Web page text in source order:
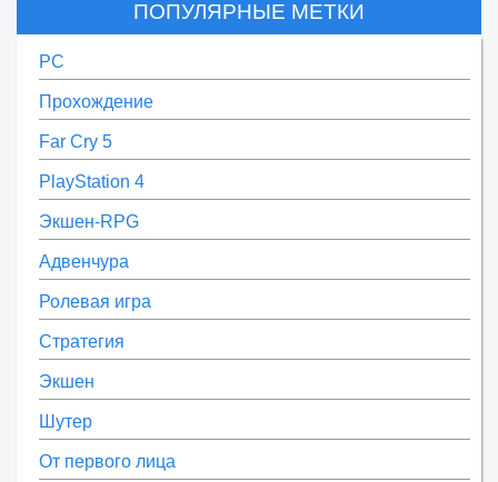
ПОПУЛЯРНЫЕ МЕТКИ
PC
Прохождение
Far Cry 5
PlayStation 4
Экшен-RPG
Адвенчура
Ролевая игра
Стратегия
Экшен
Шутер
От первого лица